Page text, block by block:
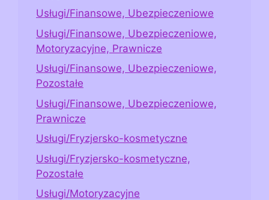
Usługi/Finansowe, Ubezpieczeniowe
Usługi/Finansowe, Ubezpieczeniowe,
Motoryzacyjne, Prawnicze
Usługi/Finansowe, Ubezpieczeniowe,
Pozostałe
Usługi/Finansowe, Ubezpieczeniowe,
Prawnicze
Usługi/Fryzjersko-kosmetyczne
Usługi/Fryzjersko-kosmetyczne,
Pozostałe
Usługi/Motoryzacyjne